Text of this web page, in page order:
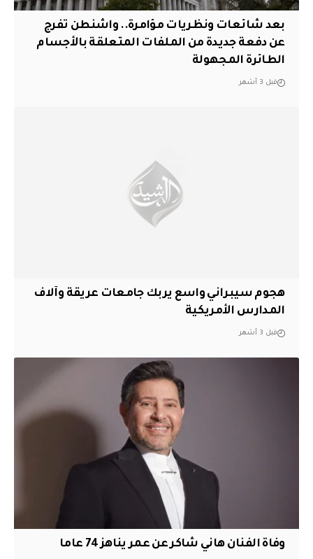
بعد شائعات ونظريات مؤامرة.. واشنطن تفرج
عن دفعة جديدة من الملفات المتعلقة بالأجسام
الطائرة المجهولة
قبل 3 أشهر
هجوم سيبراني واسع يربك جامعات عريقة وآلاف
المدارس الأمريكية
قبل 3 أشهر
وفاة الفنان هاني شاكر عن عمر يناهز 74 عاما